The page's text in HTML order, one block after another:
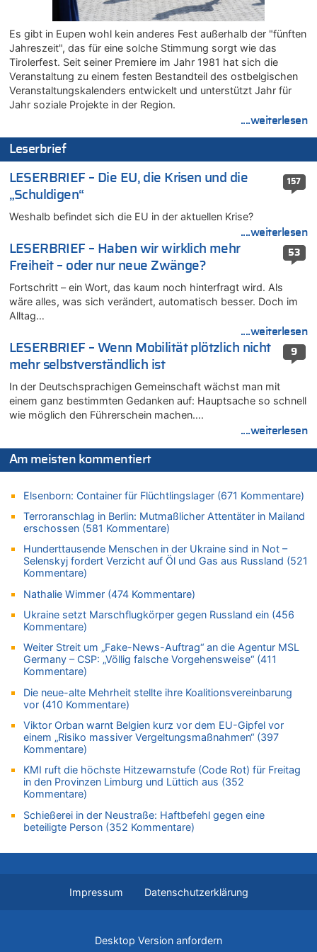
AS Eupen: „Keiner weiß, wohin die Reise geht…“
06.08.2026 - 19:17 von Guido Scholzen zu
Zweite Hitzewelle in diesem Sommer ist jetzt amtlich
06.08.2026 - 19:14 von JoKrings zu
Zweite Hitzewelle in diesem Sommer ist jetzt amtlich
06.08.2026 - 18:40 von Ostbelgien Direkt zu
Felice Mazzu soll Cheftrainer der AS Eupen werden
06.08.2026 - 18:29 von Zahlen zählen Fakten zu
Zweite Hitzewelle in diesem Sommer ist jetzt amtlich
06.08.2026 - 17:51 von ne Hondsjong zu
Zweite Hitzewelle in diesem Sommer ist jetzt amtlich
06.08.2026 - 17:24 von Dax zu
Zweite Hitzewelle in diesem Sommer ist jetzt amtlich
Zweite Hitzewelle in diesem Sommer ist jetzt amtlich
06.08.2026 - 17:21 von Dax zu
Zweite Hitzewelle in diesem Sommer ist jetzt amtlich
06.08.2026 - 17:01 von Wahlstimme? zu
FIFA-Spitze demonstriert Einigkeit trotz Kritik und neuer
06.08.2026 - 16:53 von Frage zu
Zweite Hitzewelle in diesem Sommer ist jetzt amtlich
06.08.2026 - 16:39 von Noah Parmentier zu
Zweite Hitzewelle in diesem Sommer ist jetzt amtlich
06.08.2026 - 16:36 von Noah Parmentier zu
Zweite Hitzewelle in diesem Sommer ist jetzt amtlich
06.08.2026 - 16:10 von Dax zu
Wasserstand des Rheins in NRW so niedrig wie noch nie
06.08.2026 - 15:51 von SuperBoy zu
Eschweiler: 16-Jähriger soll seine Oma ermordet haben
06.08.2026 - 15:42 von PvD zu
06.08.2026 - 15:42 von Dax zu
Zweite Hitzewelle in diesem Sommer ist jetzt amtlich
06.08.2026 - 15:27 von ne Hondsjong zu
06.08.2026 - 14:57 von Hugo Egon Bernhard von Sinnen zu
Zweite Hitzewelle in diesem Sommer ist jetzt amtlich
06.08.2026 - 14:51 von Ostbelgien Direkt zu
Zurück an den Rhein: Hendrich wechselt zum 1. FC Köln
06.08.2026 - 14:46 von Hugo Egon Bernhard von Sinnen zu
Frau hörte Stimmen aus Haus des verstorbenen Nachbarn
06.08.2026 - 14:44 von Coralie zu
Zweite Hitzewelle in diesem Sommer ist jetzt amtlich
Zweite Hitzewelle in diesem Sommer ist jetzt amtlich
06.08.2026 - 14:26 von Hugo Egon Bernhard von Sinnen zu
Zweite Hitzewelle in diesem Sommer ist jetzt amtlich
06.08.2026 - 14:11 von Dax zu
06.08.2026 - 13:59 von Chips zu
Zweite Hitzewelle in diesem Sommer ist jetzt amtlich
Es gibt in Eupen wohl kein anderes Fest außerhalb der "fünften
Jahreszeit", das für eine solche Stimmung sorgt wie das
Tirolerfest. Seit seiner Premiere im Jahr 1981 hat sich die
Veranstaltung zu einem festen Bestandteil des ostbelgischen
Veranstaltungskalenders entwickelt und unterstützt Jahr für
Jahr soziale Projekte in der Region.
....weiterlesen
Leserbrief
157
LESERBRIEF – Die EU, die Krisen und die
„Schuldigen“
Weshalb befindet sich die EU in der aktuellen Krise?
....weiterlesen
53
LESERBRIEF – Haben wir wirklich mehr
Freiheit – oder nur neue Zwänge?
Fortschritt – ein Wort, das kaum noch hinterfragt wird. Als
wäre alles, was sich verändert, automatisch besser. Doch im
Alltag…
....weiterlesen
9
LESERBRIEF – Wenn Mobilität plötzlich nicht
mehr selbstverständlich ist
In der Deutschsprachigen Gemeinschaft wächst man mit
einem ganz bestimmten Gedanken auf: Hauptsache so schnell
wie möglich den Führerschein machen….
....weiterlesen
Am meisten kommentiert
Elsenborn: Container für Flüchtlingslager (671 Kommentare)
Terroranschlag in Berlin: Mutmaßlicher Attentäter in Mailand
erschossen (581 Kommentare)
Hunderttausende Menschen in der Ukraine sind in Not –
Selenskyj fordert Verzicht auf Öl und Gas aus Russland (521
Kommentare)
Nathalie Wimmer (474 Kommentare)
Ukraine setzt Marschflugkörper gegen Russland ein (456
Kommentare)
Weiter Streit um „Fake-News-Auftrag“ an die Agentur MSL
Germany – CSP: „Völlig falsche Vorgehensweise“ (411
Kommentare)
Die neue-alte Mehrheit stellte ihre Koalitionsvereinbarung
vor (410 Kommentare)
Viktor Orban warnt Belgien kurz vor dem EU-Gipfel vor
einem „Risiko massiver Vergeltungsmaßnahmen“ (397
Kommentare)
KMI ruft die höchste Hitzewarnstufe (Code Rot) für Freitag
in den Provinzen Limburg und Lüttich aus (352
Kommentare)
Schießerei in der Neustraße: Haftbefehl gegen eine
beteiligte Person (352 Kommentare)
Impressum Datenschutzerklärung
Desktop Version anfordern